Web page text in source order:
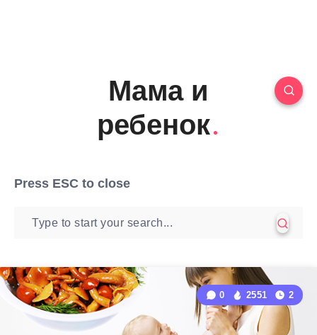
Мама и
ребенок
Press ESC to close
0 2551 2